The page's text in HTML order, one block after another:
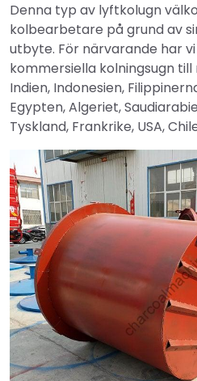
Denna typ av lyftkolugn
kolbearbetare på grund av
utbyte. För närvarande har
kommersiella kolningsugn
Indien, Indonesien,
Egypten, Algeriet,
Tyskland, Frankrike, USA,